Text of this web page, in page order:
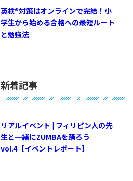
英検®対策はオンラインで完結！小
学生から始める合格への最短ルート
と勉強法
新着記事
リアルイベント | フィリピン人の先
生と一緒にZUMBAを踊ろう
vol.4【イベントレポート】